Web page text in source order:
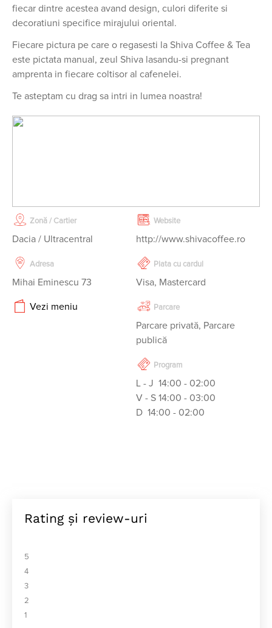
fiecar dintre acestea avand design, culori diferite si
decoratiuni specifice mirajului oriental.
Fiecare pictura pe care o regasesti la Shiva Coffee & Tea
este pictata manual, zeul Shiva lasandu-si pregnant
amprenta in fiecare coltisor al cafenelei.
Te asteptam cu drag sa intri in lumea noastra!
Zonă / Cartier
Dacia / Ultracentral
Adresa
Mihai Eminescu 73
Vezi meniu
Website
http://www.shivacoffee.ro
Plata cu cardul
Visa, Mastercard
Parcare
Parcare privată, Parcare
publică
Program
L - J  14:00 - 02:00
V - S 14:00 - 03:00
Rating și review-uri
5
4
3
2
1